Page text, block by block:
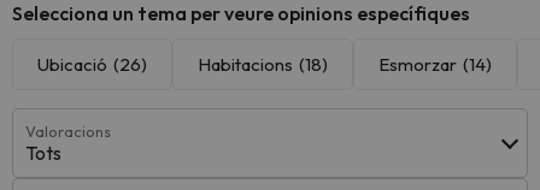
Selecciona un tema per veure opinions específiques
Ubicació (26) Habitacions (18) Esmorzar (14)
Valoracions
Tots